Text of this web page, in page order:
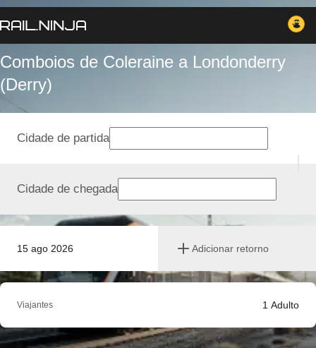
Comboios de Coleraine a Londonderry
(Derry)
15 ago 2026 Adicionar retorno
Cidade de partida
Cidade de chegada
Viajantes 1 Adulto